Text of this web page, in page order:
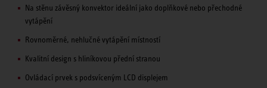
Na stěnu závěsný konvektor ideální jako doplňkové nebo přechodné
vytápění
Rovnoměrné, nehlučné vytápění místností
Kvalitní design s hliníkovou přední stranou
Ovládací prvek s podsvíceným LCD displejem